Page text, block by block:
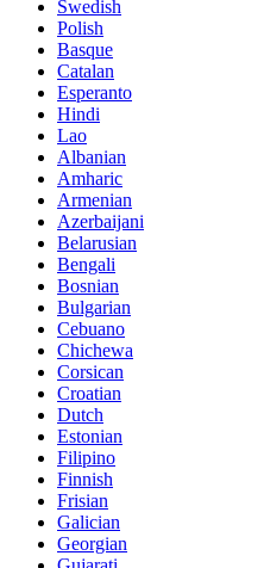
Swedish
Polish
Basque
Catalan
Esperanto
Hindi
Lao
Albanian
Amharic
Armenian
Azerbaijani
Belarusian
Bengali
Bosnian
Bulgarian
Cebuano
Chichewa
Corsican
Croatian
Dutch
Estonian
Filipino
Finnish
Frisian
Galician
Georgian